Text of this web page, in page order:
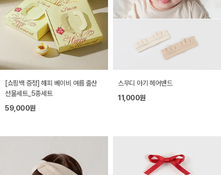
[쇼핑백 증정] 해피 베이비 여름 출산
선물세트_5종세트
59,000원
스무디 아기 헤어밴드
11,000원